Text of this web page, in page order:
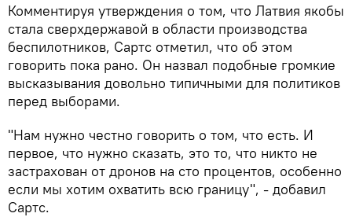
Комментируя утверждения о том, что Латвия якобы
стала сверхдержавой в области производства
беспилотников, Сартс отметил, что об этом
говорить пока рано. Он назвал подобные громкие
высказывания довольно типичными для политиков
перед выборами.
"Нам нужно честно говорить о том, что есть. И
первое, что нужно сказать, это то, что никто не
застрахован от дронов на сто процентов, особенно
если мы хотим охватить всю границу", - добавил
Сартс.